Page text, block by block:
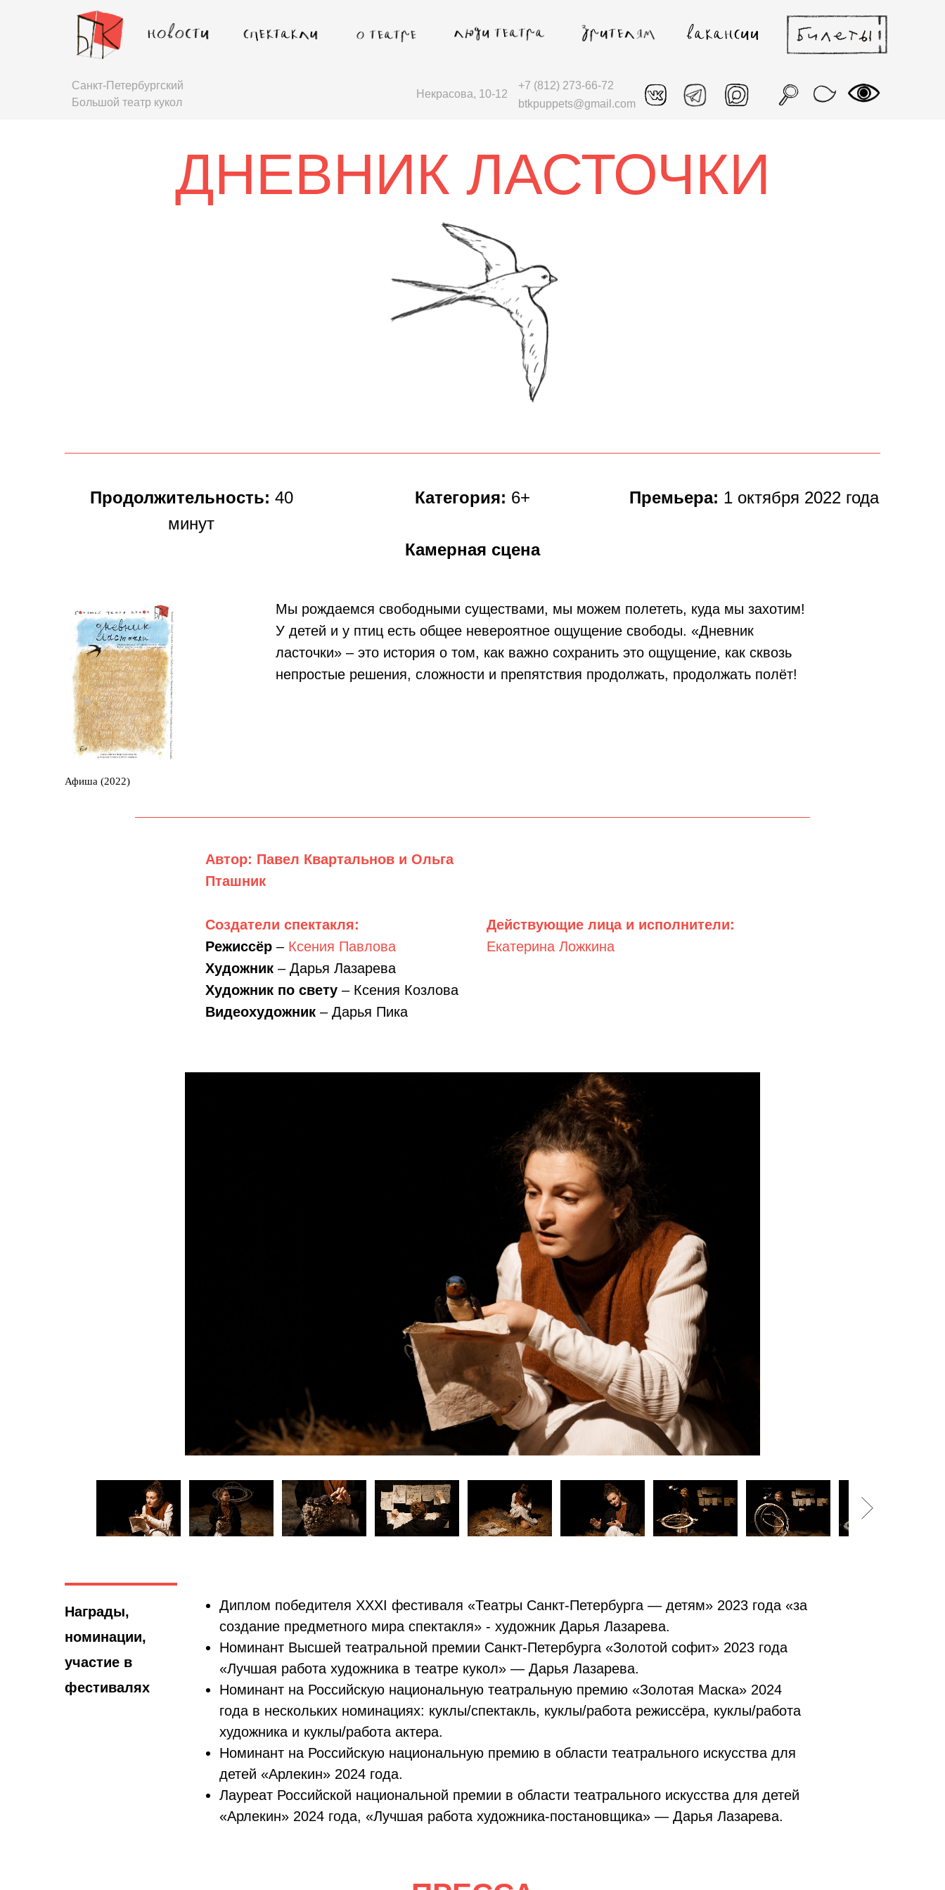
Некрасова, 10-12
btkpuppets@gmail.com
+7 (812) 273-66-72
Санкт-Петербургский
Большой театр кукол
ДНЕВНИК ЛАСТОЧКИ
Продолжительность: 40
минут
Категория: 6+
Камерная сцена
Премьера: 1 октября 2022 года
Афиша (2022)
Мы рождаемся свободными существами, мы можем полететь, куда мы захотим!
У детей и у птиц есть общее невероятное ощущение свободы. «Дневник
ласточки» – это история о том, как важно сохранить это ощущение, как сквозь
непростые решения, сложности и препятствия продолжать, продолжать полёт!
Автор: Павел Квартальнов и Ольга
Пташник
Создатели спектакля:
Режиссёр – Ксения Павлова
Художник – Дарья Лазарева
Художник по свету – Ксения Козлова
Видеохудожник – Дарья Пика
Действующие лица и исполнители:
Екатерина Ложкина
Награды,
номинации,
участие в
фестивалях
Диплом победителя XXXI фестиваля «Театры Санкт-Петербурга — детям» 2023 года «за
создание предметного мира спектакля» - художник Дарья Лазарева.
Номинант Высшей театральной премии Санкт-Петербурга «Золотой софит» 2023 года
«Лучшая работа художника в театре кукол» — Дарья Лазарева.
Номинант на Российскую национальную театральную премию «Золотая Маска» 2024
года в нескольких номинациях: куклы/спектакль, куклы/работа режиссёра, куклы/работа
художника и куклы/работа актера.
Номинант на Российскую национальную премию в области театрального искусства для
детей «Арлекин» 2024 года.
Лауреат Российской национальной премии в области театрального искусства для детей
«Арлекин» 2024 года, «Лучшая работа художника-постановщика» — Дарья Лазарева.